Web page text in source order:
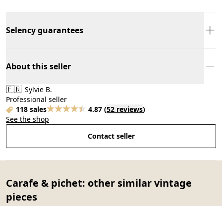
Selency guarantees
About this seller
🇫🇷 Sylvie B.
Professional seller
118 sales
4.87 (52 reviews)
See the shop
Contact seller
Carafe & pichet: other similar vintage
pieces